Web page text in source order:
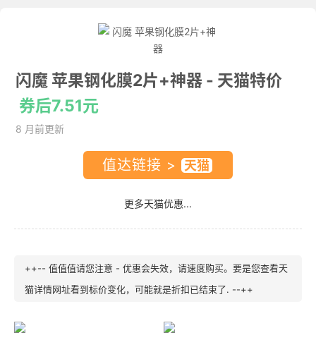
闪魔 苹果钢化膜2片+神器 - 天猫特价
券后7.51元
8 月前更新
值达链接 >
更多天猫优惠...
++-- 值值值请您注意 - 优惠会失效，请速度购买。要是您查看天
猫详情网址看到标价变化，可能就是折扣已结束了. --++